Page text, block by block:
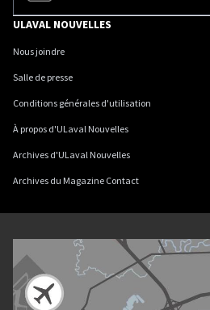
ULAVAL NOUVELLES
Nous joindre
Salle de presse
Conditions générales d'utilisation
À propos d'ULaval Nouvelles
Archives d'ULaval Nouvelles
Archives du Magazine Contact